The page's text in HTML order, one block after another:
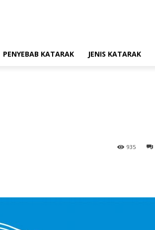
PENYEBAB KATARAK JENIS KATARAK
935